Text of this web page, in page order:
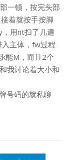
一顿，按完头部
着就按手按脚
用nt扫了几遍
主体，fw过程
能M，而且2个
我讨论着大小和
号码的就私聊